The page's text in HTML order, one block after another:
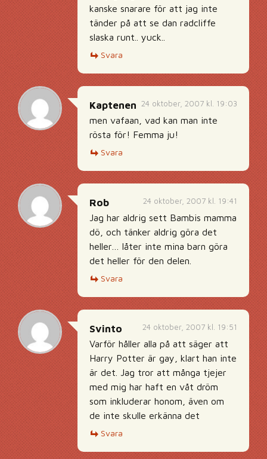
kanske snarare för att jag inte
tänder på att se dan radcliffe
slaska runt.. yuck..
Svara
24 oktober, 2007 kl. 19:03
Kaptenen
men vafaan, vad kan man inte
rösta för! Femma ju!
Svara
24 oktober, 2007 kl. 19:41
Rob
Jag har aldrig sett Bambis mamma
dö, och tänker aldrig göra det
heller… låter inte mina barn göra
det heller för den delen.
Svara
24 oktober, 2007 kl. 19:51
Svinto
Varför håller alla på att säger att
Harry Potter är gay, klart han inte
är det. Jag tror att många tjejer
med mig har haft en våt dröm
som inkluderar honom, även om
de inte skulle erkänna det
Svara